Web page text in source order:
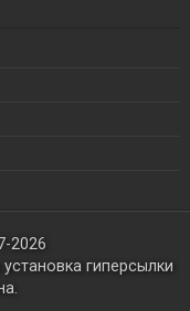
2026
гиперсылки